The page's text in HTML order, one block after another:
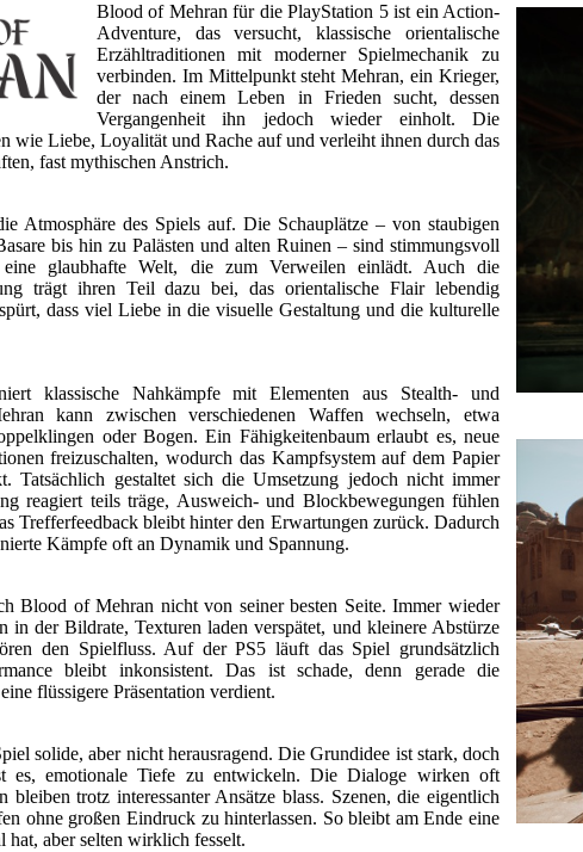
Blood of Mehran für die PlayStation 5 ist ein Action-
Adventure, das versucht, klassische orientalische
Erzähltraditionen mit moderner Spielmechanik zu
verbinden. Im Mittelpunkt steht Mehran, ein Krieger,
der nach einem Leben in Frieden sucht, dessen
Vergangenheit ihn jedoch wieder einholt. Die
wie Liebe, Loyalität und Rache auf und verleiht ihnen durch das
fast mythischen Anstrich.
Atmosphäre des Spiels auf. Die Schauplätze – von staubigen
bis hin zu Palästen und alten Ruinen – sind stimmungsvoll
eine glaubhafte Welt, die zum Verweilen einlädt. Auch die
trägt ihren Teil dazu bei, das orientalische Flair lebendig
dass viel Liebe in die visuelle Gestaltung und die kulturelle
klassische Nahkämpfe mit Elementen aus Stealth- und
kann zwischen verschiedenen Waffen wechseln, etwa
oder Bogen. Ein Fähigkeitenbaum erlaubt es, neue
freizuschalten, wodurch das Kampfsystem auf dem Papier
Tatsächlich gestaltet sich die Umsetzung jedoch nicht immer
reagiert teils träge, Ausweich- und Blockbewegungen fühlen
Trefferfeedback bleibt hinter den Erwartungen zurück. Dadurch
Kämpfe oft an Dynamik und Spannung.
Blood of Mehran nicht von seiner besten Seite. Immer wieder
in der Bildrate, Texturen laden verspätet, und kleinere Abstürze
den Spielfluss. Auf der PS5 läuft das Spiel grundsätzlich
bleibt inkonsistent. Das ist schade, denn gerade die
flüssigere Präsentation verdient.
solide, aber nicht herausragend. Die Grundidee ist stark, doch
es, emotionale Tiefe zu entwickeln. Die Dialoge wirken oft
bleiben trotz interessanter Ansätze blass. Szenen, die eigentlich
ohne großen Eindruck zu hinterlassen. So bleibt am Ende eine
hat, aber selten wirklich fesselt.